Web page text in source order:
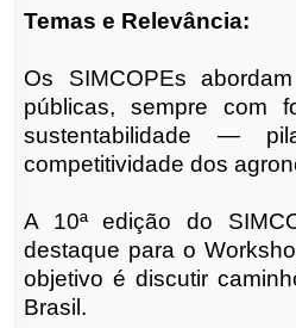
Temas e Relevância:
Os SIMCOPEs
públicas, sempre com
sustentabilidade —
competitividade dos
A 10ª edição do
destaque para o
objetivo é discutir
Brasil.